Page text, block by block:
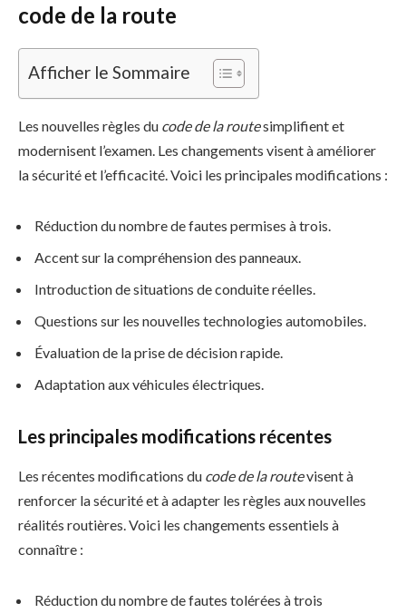
code de la route
Afficher le Sommaire
Les nouvelles règles du code de la routesimplifient et
modernisent l’examen. Les changements visent à améliorer
la sécurité et l’efficacité. Voici les principales modifications :
Réduction du nombre de fautes permises à trois.
Accent sur la compréhension des panneaux.
Introduction de situations de conduite réelles.
Questions sur les nouvelles technologies automobiles.
Évaluation de la prise de décision rapide.
Adaptation aux véhicules électriques.
Les principales modifications récentes
Les récentes modifications du code de la routevisent à
renforcer la sécurité et à adapter les règles aux nouvelles
réalités routières. Voici les changements essentiels à
connaître :
Réduction du nombre de fautes tolérées à trois